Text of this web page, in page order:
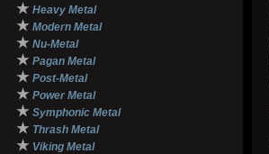
★ Heavy Metal
★ Modern Metal
★ Nu-Metal
★ Pagan Metal
★ Post-Metal
★ Power Metal
★ Symphonic Metal
★ Thrash Metal
★ Viking Metal